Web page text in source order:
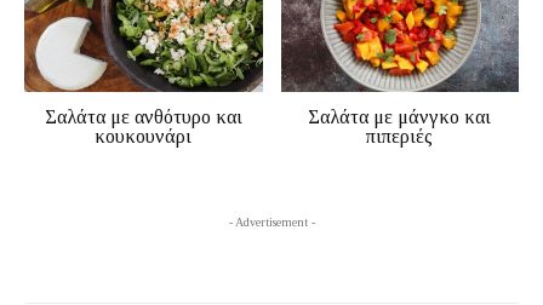
Σαλάτα με ανθότυρο και
κουκουνάρι
Σαλάτα με μάνγκο και
πιπεριές
- Advertisement -